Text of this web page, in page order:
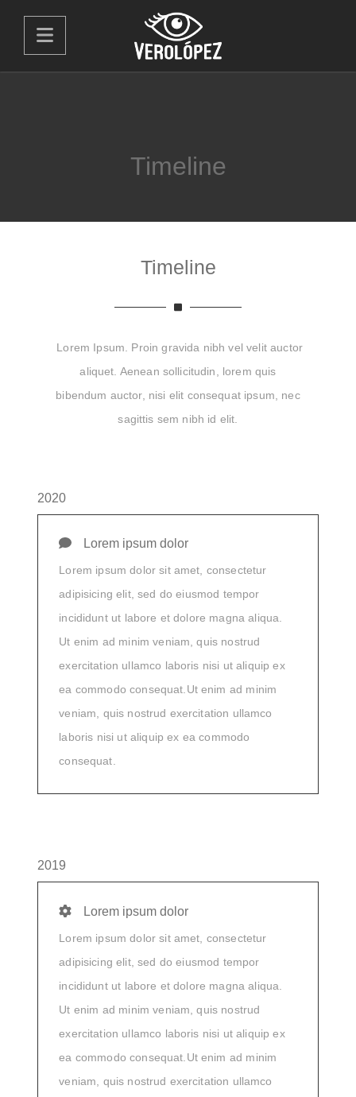
Timeline
Timeline
Lorem Ipsum. Proin gravida nibh vel velit auctor
aliquet. Aenean sollicitudin, lorem quis
bibendum auctor, nisi elit consequat ipsum, nec
sagittis sem nibh id elit.
Lorem ipsum dolor
Lorem ipsum dolor sit amet, consectetur
adipisicing elit, sed do eiusmod tempor
incididunt ut labore et dolore magna aliqua.
Ut enim ad minim veniam, quis nostrud
exercitation ullamco laboris nisi ut aliquip ex
ea commodo consequat.Ut enim ad minim
veniam, quis nostrud exercitation ullamco
laboris nisi ut aliquip ex ea commodo
consequat.
2020
Lorem ipsum dolor
Lorem ipsum dolor sit amet, consectetur
adipisicing elit, sed do eiusmod tempor
incididunt ut labore et dolore magna aliqua.
Ut enim ad minim veniam, quis nostrud
exercitation ullamco laboris nisi ut aliquip ex
ea commodo consequat.Ut enim ad minim
veniam, quis nostrud exercitation ullamco
2019